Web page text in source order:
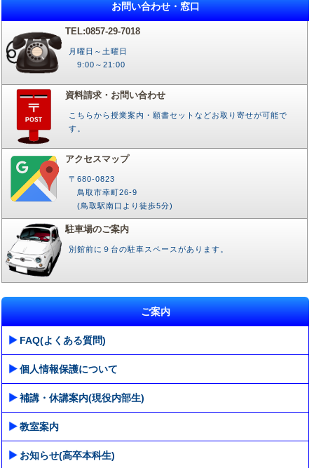
お問い合わせ・窓口
TEL:0857-29-7018
月曜日～土曜日
9:00～21:00
資料請求・お問い合わせ
こちらから授業案内・願書セットなどお取り寄せが可能で
す。
アクセスマップ
〒680-0823
鳥取市幸町26-9
(鳥取駅南口より徒歩5分)
駐車場のご案内
別館前に９台の駐車スペースがあります。
ご案内
FAQ(よくある質問)
個人情報保護について
補講・休講案内(現役内部生)
教室案内
お知らせ(高卒本科生)